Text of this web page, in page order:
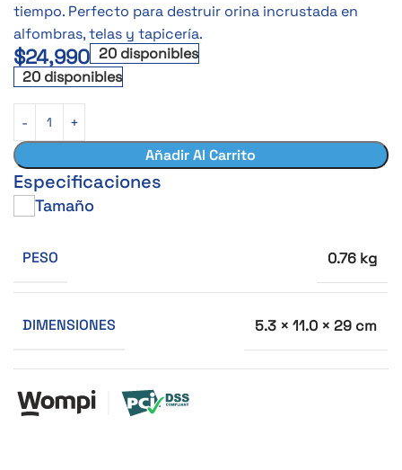
tiempo. Perfecto para destruir orina incrustada en
alfombras, telas y tapicería.
$24,990 20 disponibles
20 disponibles
Añadir Al Carrito
Especificaciones
Tamaño
PESO 0.76 kg
DIMENSIONES 5.3 × 11.0 × 29 cm